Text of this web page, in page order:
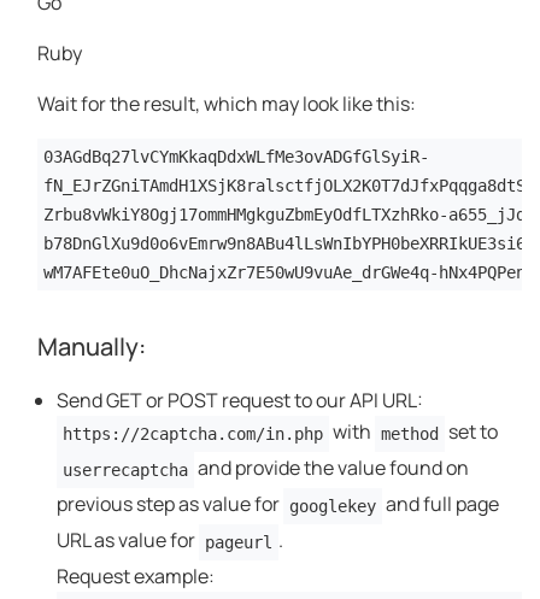
Ruby
Wait for the result, which may look like this:
03AGdBq27lvCYmKkaqDdxWLfMe3ovADGfGlSyiR-
Zrbu8vWkiY8Ogj17ommHMgkguZbmEyOdfLTXzhRko-
wM7AFEte0uO_DhcNajxZr7E50wU9vuAe_drGWe4q-
Manually:
Send GET or POST request to our API URL:
https://2captcha.com/in.php with method set to
userrecaptcha and provide the value found on
previous step as value for googlekey and full page
URL as value for pageurl .
Request example: